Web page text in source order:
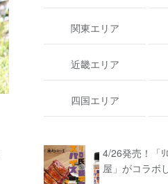
関東エリア
近畿エリア
四国エリア
4/26発売！「
屋」がコラボ